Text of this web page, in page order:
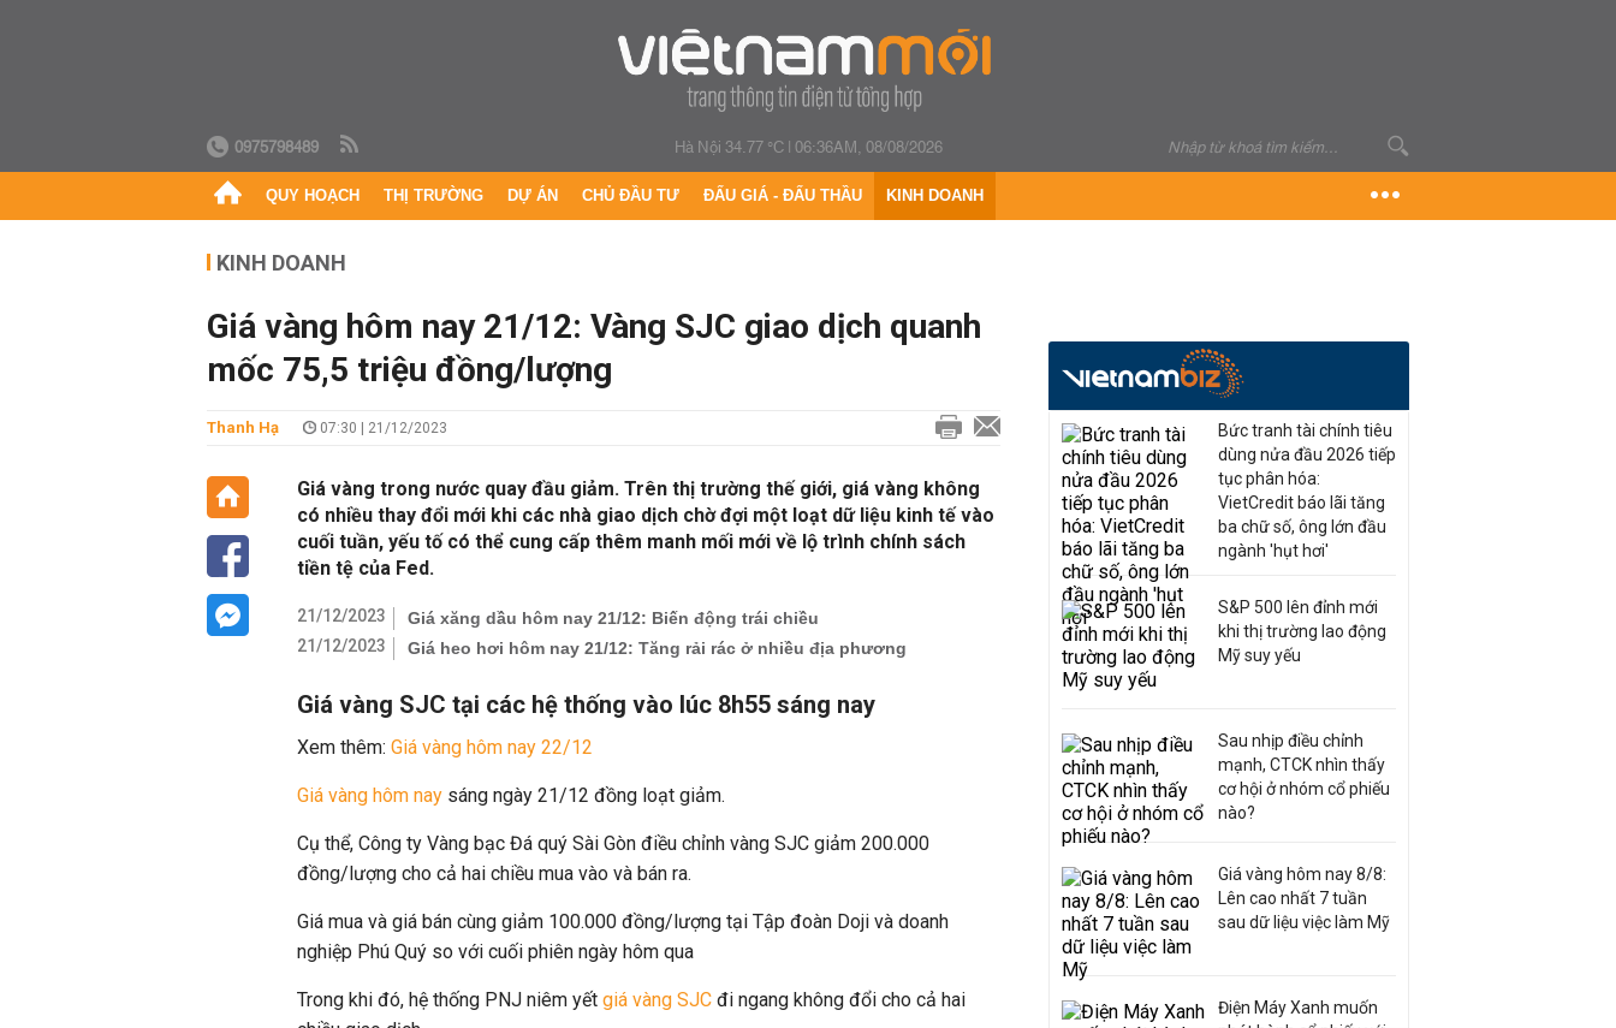
0975798489 Hà Nội 34.77 °C|06:36AM, 08/08/2026
QUY HOẠCH THỊ TRƯỜNG DỰ ÁN CHỦ ĐẦU TƯ ĐẤU GIÁ - ĐẤU THẦU KINH DOANH
KINH DOANH
Giá vàng hôm nay 21/12: Vàng SJC giao dịch quanh
mốc 75,5 triệu đồng/lượng
Thanh Hạ 07:30 | 21/12/2023
Giá vàng trong nước quay đầu giảm. Trên thị trường thế giới, giá vàng không
có nhiều thay đổi mới khi các nhà giao dịch chờ đợi một loạt dữ liệu kinh tế vào
cuối tuần, yếu tố có thể cung cấp thêm manh mối mới về lộ trình chính sách
tiền tệ của Fed.
21/12/2023
Giá xăng dầu hôm nay 21/12: Biến động trái chiều
21/12/2023
Giá heo hơi hôm nay 21/12: Tăng rải rác ở nhiều địa phương
Giá vàng SJC tại các hệ thống vào lúc 8h55 sáng nay
Xem thêm: Giá vàng hôm nay 22/12
Giá vàng hôm nay sáng ngày 21/12 đồng loạt giảm.
Cụ thể, Công ty Vàng bạc Đá quý Sài Gòn điều chỉnh vàng SJC giảm 200.000
đồng/lượng cho cả hai chiều mua vào và bán ra.
Giá mua và giá bán cùng giảm 100.000 đồng/lượng tại Tập đoàn Doji và doanh
nghiệp Phú Quý so với cuối phiên ngày hôm qua
Trong khi đó, hệ thống PNJ niêm yết giá vàng SJC đi ngang không đổi cho cả hai
Bức tranh tài chính tiêu
dùng nửa đầu 2026 tiếp
tục phân hóa:
VietCredit báo lãi tăng
ba chữ số, ông lớn đầu
ngành 'hụt hơi'
S&P 500 lên đỉnh mới
khi thị trường lao động
Mỹ suy yếu
Sau nhịp điều chỉnh
mạnh, CTCK nhìn thấy
cơ hội ở nhóm cổ phiếu
nào?
Giá vàng hôm nay 8/8:
Lên cao nhất 7 tuần
sau dữ liệu việc làm Mỹ
Điện Máy Xanh muốn